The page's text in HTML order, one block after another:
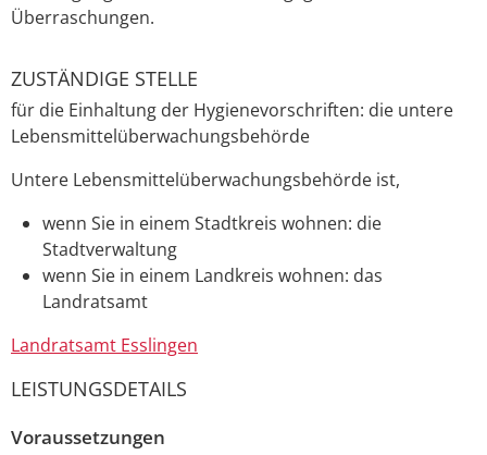
Überraschungen.
ZUSTÄNDIGE STELLE
für die Einhaltung der Hygienevorschriften: die untere
Lebensmittelüberwachungsbehörde
Untere Lebensmittelüberwachungsbehörde ist,
wenn Sie in einem Stadtkreis wohnen: die
Stadtverwaltung
wenn Sie in einem Landkreis wohnen: das
Landratsamt
Landratsamt Esslingen
LEISTUNGSDETAILS
Voraussetzungen